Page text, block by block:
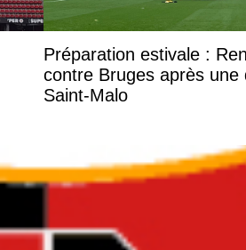
Préparation estivale :
contre Bruges après une
Saint-Malo